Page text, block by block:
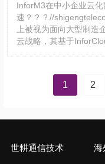
InforM3在中小企业云
速？？？//
上被视为面向大型制
云战略，其基于
1 2
世耕通信技术 海